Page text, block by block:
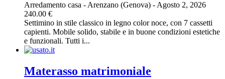
Arredamento casa - Arenzano (Genova) - Agosto 2, 2026
240.00 €
Settimino in stile classico in legno color noce, con 7 cassetti
capienti. Mobile solido, stabile e in buone condizioni estetiche
e funzionali. Tutti i...
Materasso matrimoniale